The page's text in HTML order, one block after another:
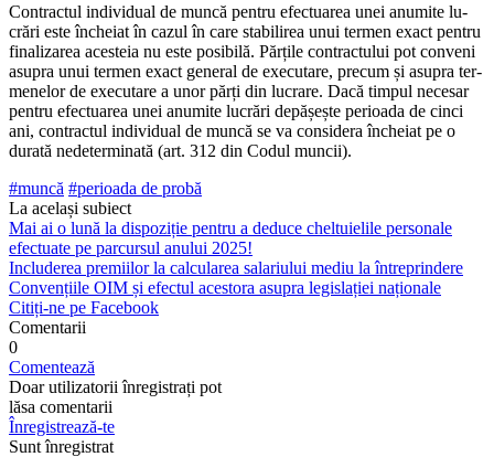
Contractul individual de muncă pentru efectuarea unei anumite lu­
crări este încheiat în cazul în care stabilirea unui termen exact pentru
finalizarea acesteia nu este posibilă. Părțile contractului pot conveni
asupra unui termen exact general de executare, precum și asupra ter­
menelor de executare a unor părți din lucrare. Dacă timpul necesar
pentru efectuarea unei anumite lucrări depășește perioada de cinci
ani, contractul individual de muncă se va considera încheiat pe o
dura­tă nedeterminată (art. 312 din Codul muncii).
#muncă #perioada de probă
La același subiect
Mai ai o lună la dispoziție pentru a deduce cheltuielile personale
efectuate pe parcursul anului 2025!
Includerea premiilor la calcularea salariului mediu la întreprindere
Convențiile OIM și efectul acestora asupra legislației naționale
Citiți-ne pe Facebook
Comentarii
0
Comentează
Doar utilizatorii înregistrați pot
lăsa comentarii
Înregistrează-te
Sunt înregistrat